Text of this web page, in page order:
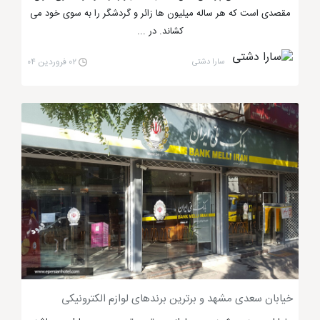
به ابتدای خیابان 17 شهریور می رسد.
خیابان 17 شهریور مشهد
مجتمع تجاری آلتون لوکس ترین برج مشهد
مقصدی است که هر ساله میلیون ها زائر و گردشگر را به سوی خود می
کشاند. در ...
سارا دشتی ۰۲ فروردین ۰۴
خیابان سعدی مشهد و برترین برندهای لوازم الکترونیکی